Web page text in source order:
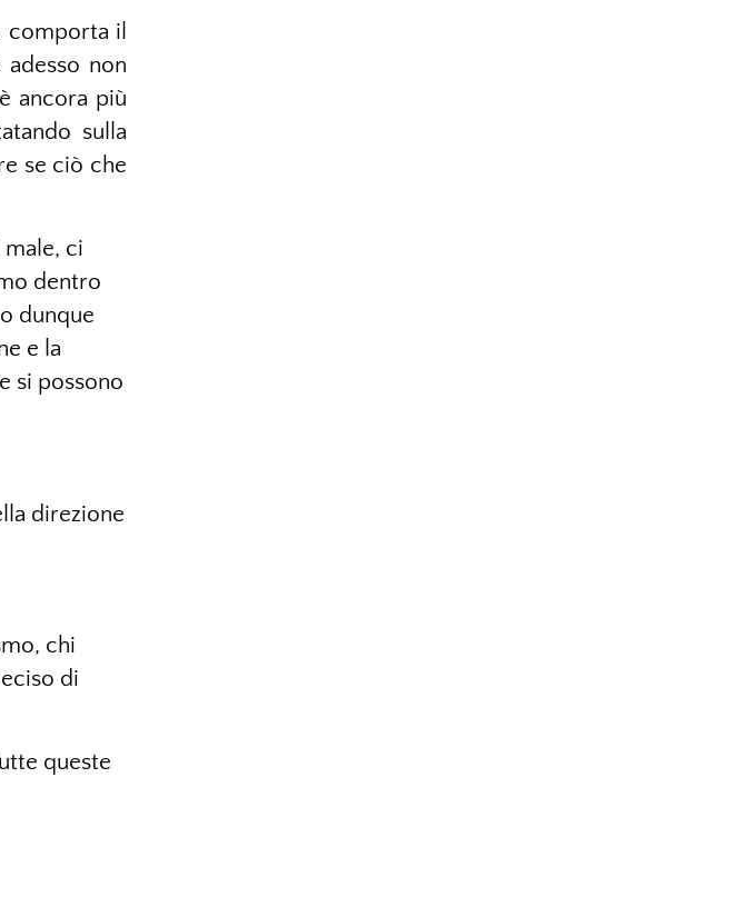
comporta il
non
ancora più
sulla
se ciò che
ci
dentro
dunque
e la
si possono
direzione
chi
di
queste